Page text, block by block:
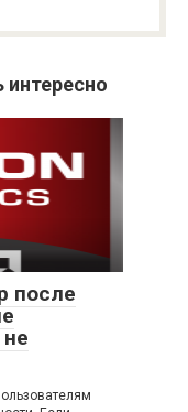
после